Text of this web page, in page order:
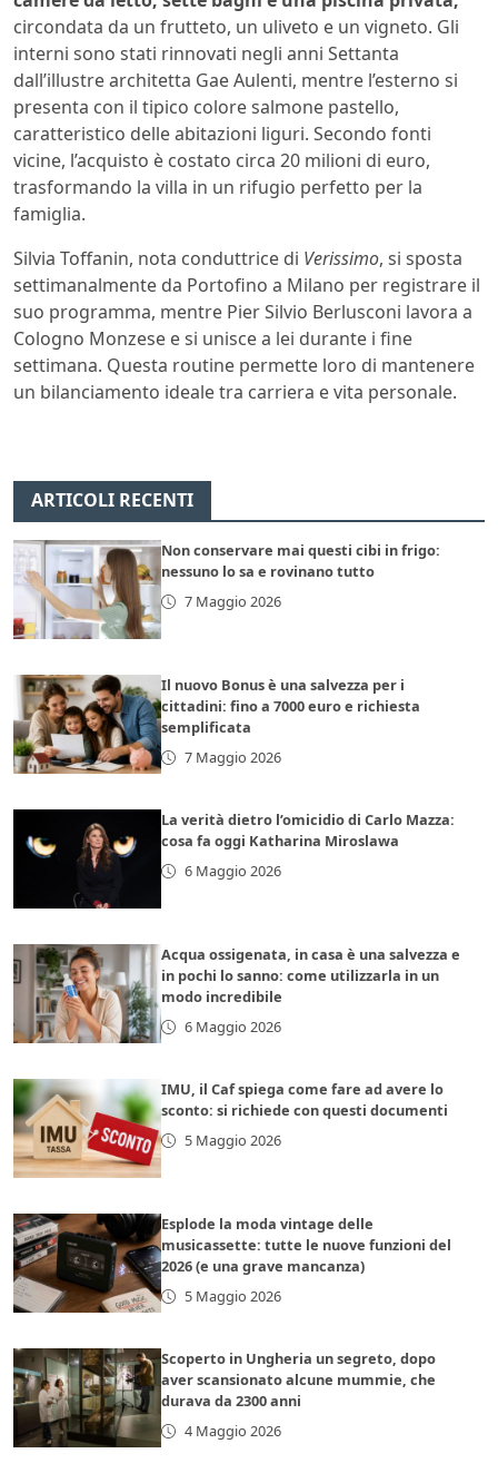
circondata da un frutteto, un uliveto e un vigneto. Gli
interni sono stati rinnovati negli anni Settanta
dall’illustre architetta Gae Aulenti, mentre l’esterno si
presenta con il tipico colore salmone pastello,
caratteristico delle abitazioni liguri. Secondo fonti
vicine, l’acquisto è costato circa 20 milioni di euro,
trasformando la villa in un rifugio perfetto per la
famiglia.
Silvia Toffanin, nota conduttrice di Verissimo, si sposta
settimanalmente da Portofino a Milano per registrare il
suo programma, mentre Pier Silvio Berlusconi lavora a
Cologno Monzese e si unisce a lei durante i fine
settimana. Questa routine permette loro di mantenere
un bilanciamento ideale tra carriera e vita personale.
ARTICOLI RECENTI
Non conservare mai questi cibi in frigo:
nessuno lo sa e rovinano tutto
7 Maggio 2026
Il nuovo Bonus è una salvezza per i
cittadini: fino a 7000 euro e richiesta
semplificata
7 Maggio 2026
La verità dietro l’omicidio di Carlo Mazza:
cosa fa oggi Katharina Miroslawa
6 Maggio 2026
Acqua ossigenata, in casa è una salvezza e
in pochi lo sanno: come utilizzarla in un
modo incredibile
6 Maggio 2026
IMU, il Caf spiega come fare ad avere lo
sconto: si richiede con questi documenti
5 Maggio 2026
Esplode la moda vintage delle
musicassette: tutte le nuove funzioni del
2026 (e una grave mancanza)
5 Maggio 2026
Scoperto in Ungheria un segreto, dopo
aver scansionato alcune mummie, che
durava da 2300 anni
4 Maggio 2026